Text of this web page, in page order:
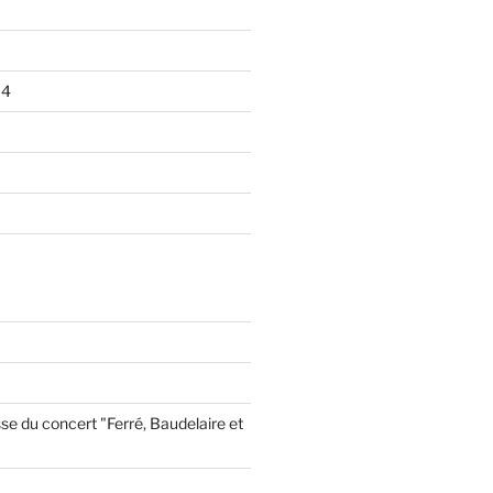
du concert "Ferré, Baudelaire et